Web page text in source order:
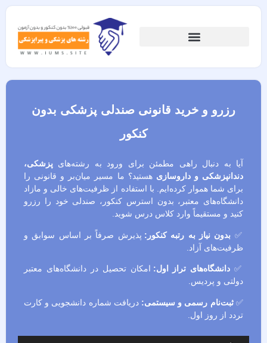
رزرو و خرید قانونی صندلی پزشکی بدون
کنکور
آیا به دنبال راهی مطمئن برای ورود به رشته‌هایپزشکی،
دندانپزشکی و داروسازیهستید؟ ما مسیر میان‌بر و قانونی را
برای شما هموار کرده‌ایم. با استفاده از ظرفیت‌های خالی و مازاد
دانشگاه‌های معتبر، بدون استرس کنکور، صندلی خود را رزرو
کنید و مستقیماً وارد کلاس درس شوید.
بدون نیاز به رتبه کنکور:پذیرش صرفاً بر اساس سوابق و
ظرفیت‌های آزاد.
دانشگاه‌های تراز اول:
امکان تحصیل در دانشگاه‌های معتبر
دولتی و پردیس.
ثبت‌نام رسمی و سیستمی:دریافت شماره دانشجویی و کارت
تردد از روز اول.